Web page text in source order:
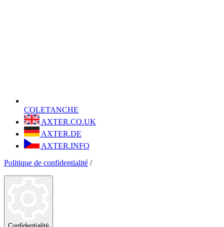
COLETANCHE
AXTER.CO.UK
AXTER.DE
AXTER.INFO
Politique de confidentialité /